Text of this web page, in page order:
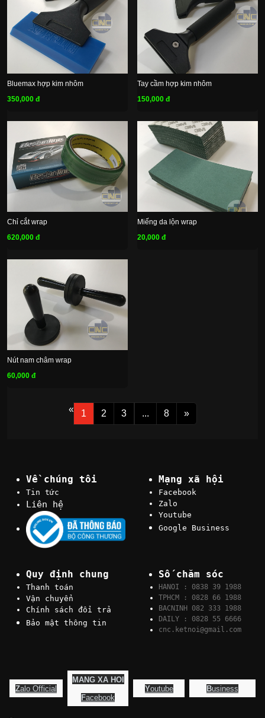
Bluemax hợp kim nhôm
350,000 đ
Tay cầm hợp kim nhôm
150,000 đ
Chỉ cắt wrap
620,000 đ
Miếng da lộn wrap
20,000 đ
Nút nam châm wrap
60,000 đ
« 1 2 3 ... 8 »
Về chúng tôi
Tin tức
Liên hệ
Mạng xã hội
Facebook
Zalo
Youtube
Google Business
Quy định chung
Thanh toán
Vận chuyển
Chính sách đổi trả
Bảo mật thông tin
Số chăm sóc
HANOI : 0838 39 1988
TPHCM : 0828 66 1988
BACNINH 082 333 1988
DAILY : 0828 55 6666
cnc.ketnoi@gmail.com
Zalo Official
MANG XA HOI
Facebook
Youtube Business